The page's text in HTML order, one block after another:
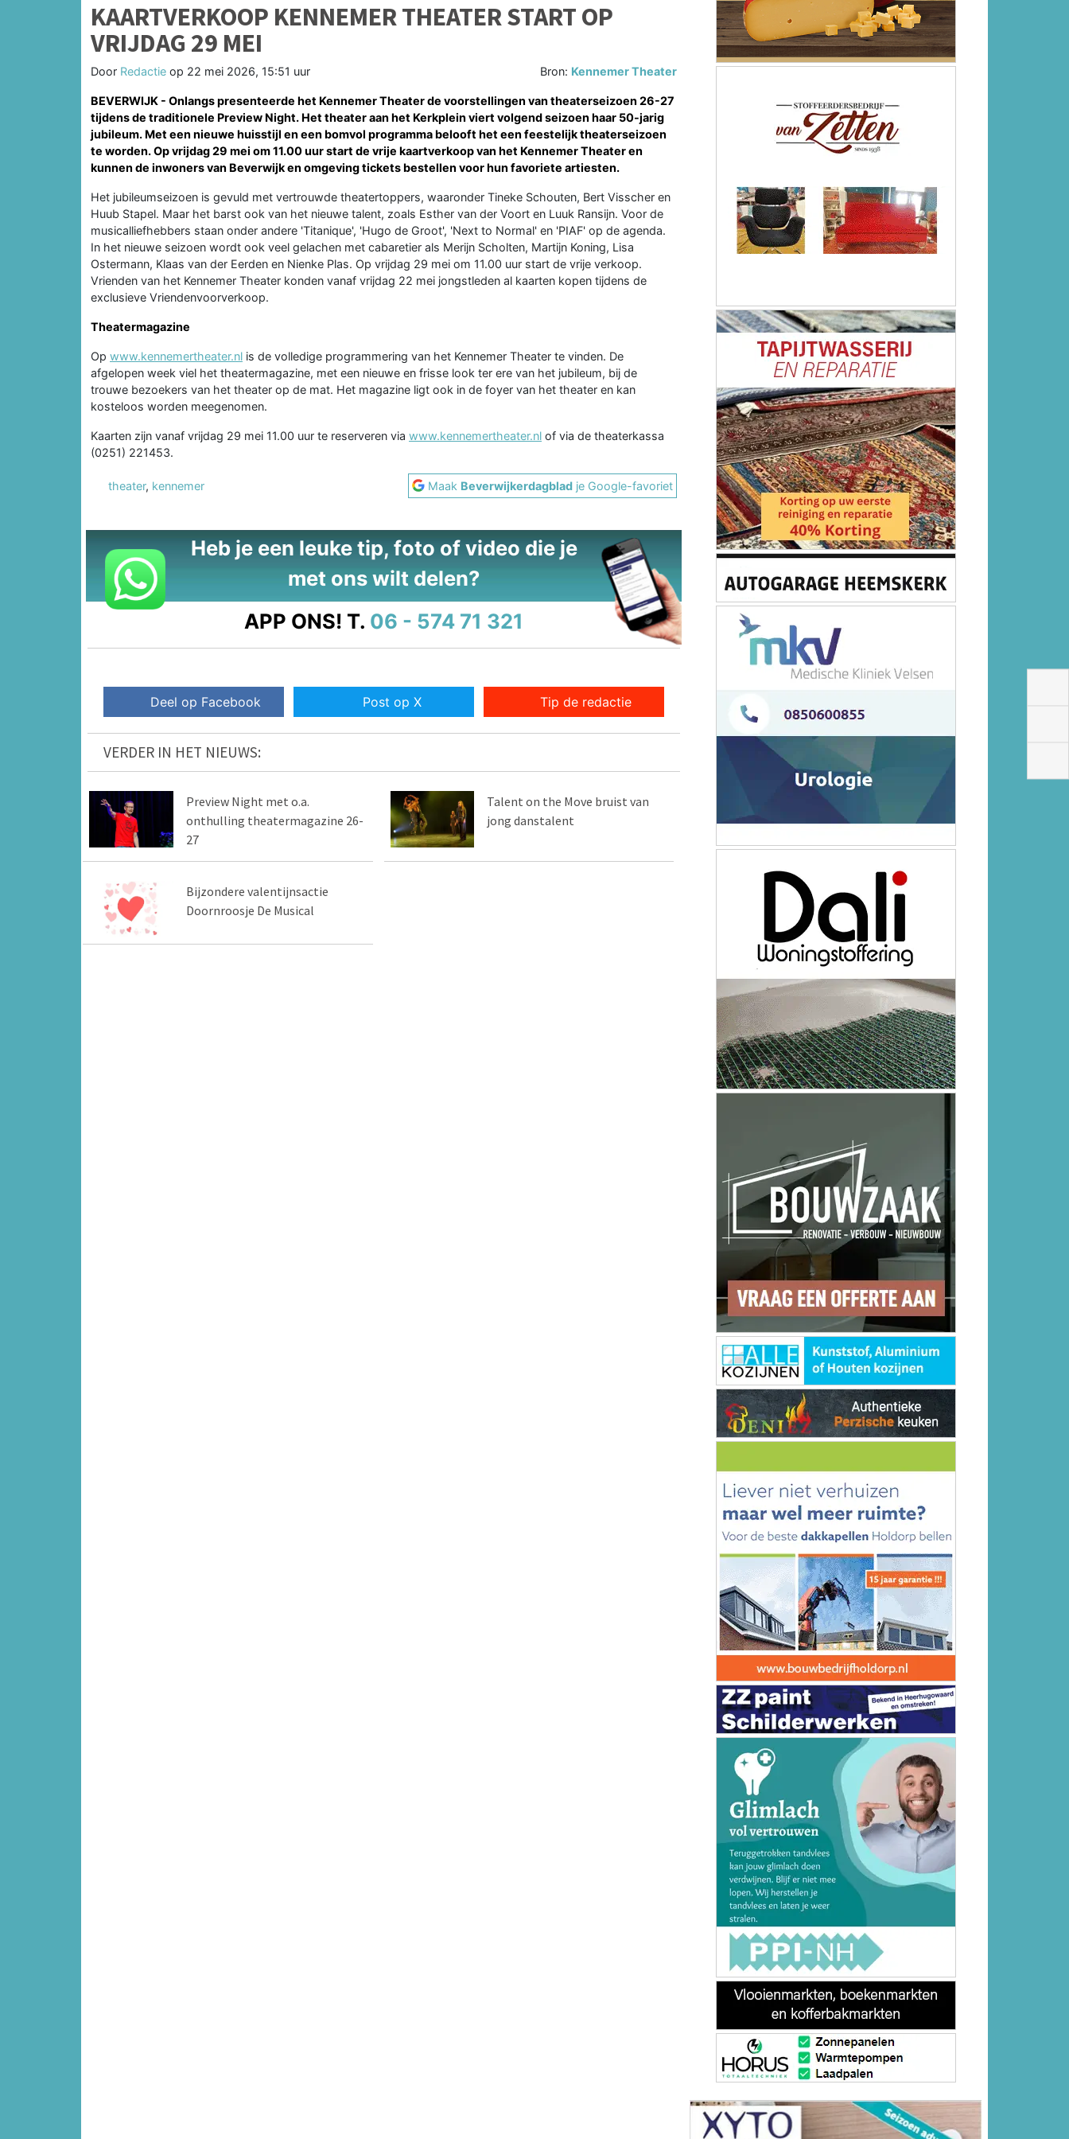
KAARTVERKOOP KENNEMER THEATER START OP
VRIJDAG 29 MEI
Door Redactie op 22 mei 2026, 15:51 uur Bron: Kennemer Theater
BEVERWIJK - Onlangs presenteerde het Kennemer Theater de voorstellingen van theaterseizoen 26-27
tijdens de traditionele Preview Night. Het theater aan het Kerkplein viert volgend seizoen haar 50-jarig
jubileum. Met een nieuwe huisstijl en een bomvol programma belooft het een feestelijk theaterseizoen
te worden. Op vrijdag 29 mei om 11.00 uur start de vrije kaartverkoop van het Kennemer Theater en
kunnen de inwoners van Beverwijk en omgeving tickets bestellen voor hun favoriete artiesten.
Het jubileumseizoen is gevuld met vertrouwde theatertoppers, waaronder Tineke Schouten, Bert Visscher en
Huub Stapel. Maar het barst ook van het nieuwe talent, zoals Esther van der Voort en Luuk Ransijn. Voor de
musicalliefhebbers staan onder andere 'Titanique', 'Hugo de Groot', 'Next to Normal' en 'PIAF' op de agenda.
In het nieuwe seizoen wordt ook veel gelachen met cabaretier als Merijn Scholten, Martijn Koning, Lisa
Ostermann, Klaas van der Eerden en Nienke Plas. Op vrijdag 29 mei om 11.00 uur start de vrije verkoop.
Vrienden van het Kennemer Theater konden vanaf vrijdag 22 mei jongstleden al kaarten kopen tijdens de
exclusieve Vriendenvoorverkoop.
Theatermagazine
Op www.kennemertheater.nl is de volledige programmering van het Kennemer Theater te vinden. De
afgelopen week viel het theatermagazine, met een nieuwe en frisse look ter ere van het jubileum, bij de
trouwe bezoekers van het theater op de mat. Het magazine ligt ook in de foyer van het theater en kan
kosteloos worden meegenomen.
Kaarten zijn vanaf vrijdag 29 mei 11.00 uur te reserveren via www.kennemertheater.nl of via de theaterkassa
(0251) 221453.
theater, kennemer Maak Beverwijkerdagblad je Google-favoriet
Heb je een leuke tip, foto of video die je
met ons wilt delen?
APP ONS! T. 06 - 574 71 321
Deel op Facebook Post op X Tip de redactie
VERDER IN HET NIEUWS:
Preview Night met o.a.
onthulling theatermagazine 26-
27
Talent on the Move bruist van
jong danstalent
Bijzondere valentijnsactie
Doornroosje De Musical